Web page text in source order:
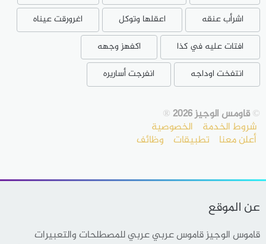
اشرأب عنقه
اعقلها وتوكل
اغرورقت عيناه
افتات عليه في كذا
اكفهز وجهه
انتفخت اوداجه
انفرجت أساريره
©قاومس الوجيز 2026 ®
شروط الخدمة الخصوصية
أعلن معنا تطبيقات وظائف
عن الموقع
قاموس الوجيز قاموس عربي عربي للمصطلحات والتعبيرات